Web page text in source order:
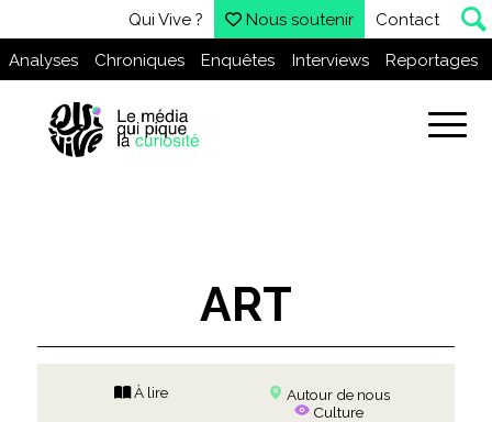
Qui Vive ? Nous soutenir Contact
Analyses Chroniques Enquêtes Interviews Reportages
ART
À lire
Autour de nous
Culture